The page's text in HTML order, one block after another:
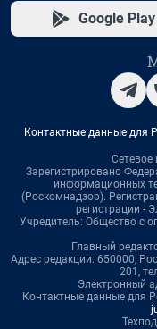
Google Play
Контактные данные для
Сетевое
Зарегистрировано
информационных
(Роскомнадзор).
регистрации -
Учредитель: Общество с
Главный
Адрес редакции: 650000,
201,
Электронный
Контактные данные для